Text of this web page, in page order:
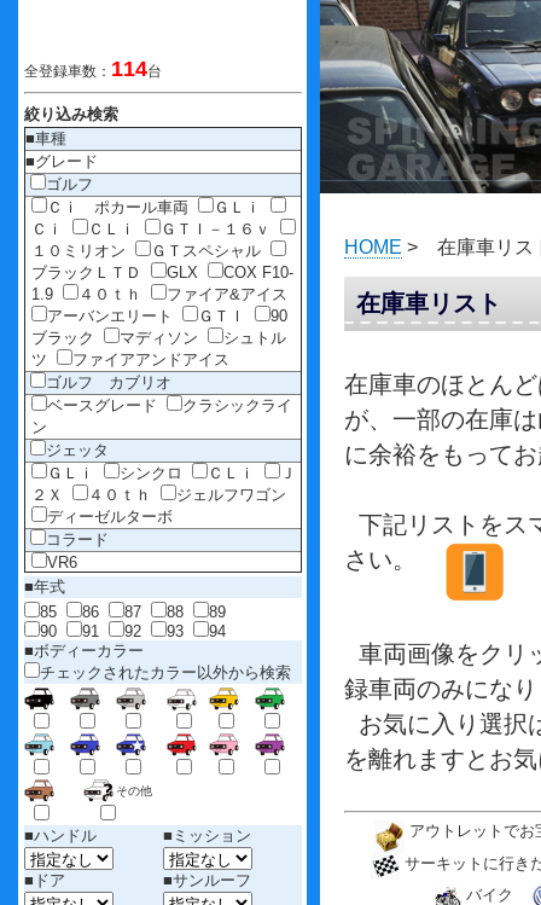
全登録車数： 114台
絞り込み検索
■車種
■グレード
ゴルフ
Ｃｉ ポカール車両
ＧＬｉ
Ｃｉ
ＣＬｉ
ＧＴＩ－１６ｖ
１０ミリオン
ＧＴスペシャル
ブラックＬＴＤ
GLX
COX F10-
1.9
４０ｔｈ
ファイア&アイス
アーバンエリート
ＧＴＩ
90
ブラック
マディソン
シュトル
ツ
ファイアアンドアイス
ゴルフ カブリオ
ベースグレード
クラシックライ
ン
ジェッタ
ＧＬｉ
シンクロ ＣＬｉ
Ｊ
２Ｘ
４０ｔｈ
ジェルフワゴン
ディーゼルターボ
コラード
VR6
■年式
85
86 87 88
89
90
91 92 93
94
■ボディーカラー
チェックされたカラー以外から検索
その他
■ハンドル ■ミッション
■ドア ■サンルーフ
HOME > 在庫車リス
在庫車リスト
在庫車のほとん
が、一部の在庫
に余裕をもって
下記リストをス
さい。
車両画像をクリ
録車両のみにな
お気に入り選択
を離れますとお
アウトレットで
サーキットに行
バイク